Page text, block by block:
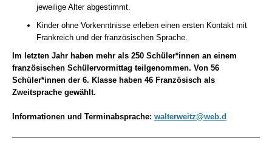
jeweilige Alter abgestimmt.
Kinder ohne Vorkenntnisse erleben einen ersten Kontakt mit
Frankreich und der französischen Sprache.
Im letzten Jahr haben mehr als 250 Schüler*innen an einem
französischen Schülervormittag teilgenommen. Von 56
Schüler*innen der 6. Klasse haben 46 Französisch als
Zweitsprache gewählt.
Informationen und Terminabsprache: walterweitz@web.d